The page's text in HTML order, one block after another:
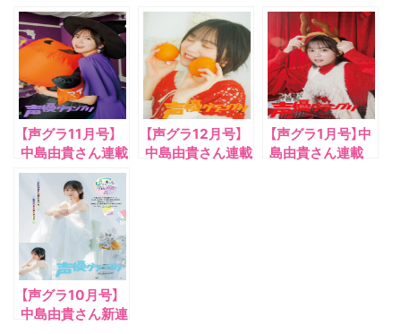
【声グラ11月号】
中島由貴さん連載
「ゆっきーの今日
は何色？」今回は
「紫色」
【声グラ12月号】
中島由貴さん連載
【声グラ1月号】中
島由貴さん連載
【声グラ10月号】
中島由貴さん新連